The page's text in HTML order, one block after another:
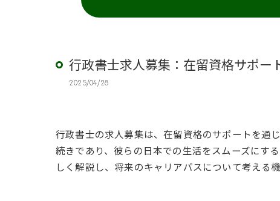
行政書士求人募集：在留資格サポー
2025/04/28
行政書士の求人募集は、在留資格のサポートを通
続きであり、彼らの日本での生活をスムーズにす
しく解説し、将来のキャリアパスについて考える機